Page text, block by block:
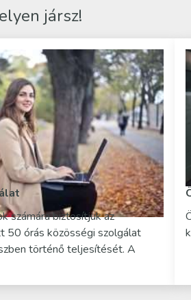
jársz!
számára biztosítjuk az
50 órás közösségi szolgálat
történő teljesítését. A